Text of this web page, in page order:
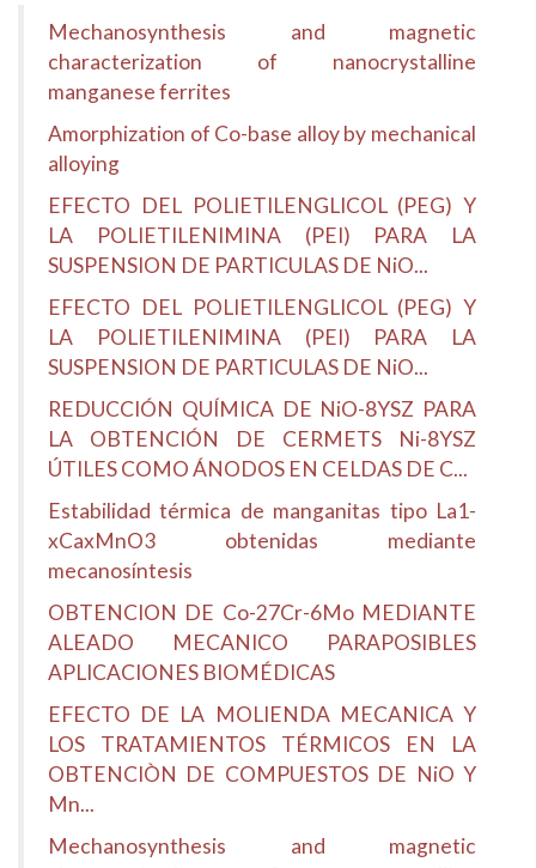
Mechanosynthesis and magnetic
characterization of nanocrystalline
manganese ferrites
Amorphization of Co-base alloy by mechanical
alloying
EFECTO DEL POLIETILENGLICOL (PEG) Y
LA POLIETILENIMINA (PEI) PARA LA
SUSPENSION DE PARTICULAS DE NiO...
EFECTO DEL POLIETILENGLICOL (PEG) Y
LA POLIETILENIMINA (PEI) PARA LA
SUSPENSION DE PARTICULAS DE NiO...
REDUCCIÓN QUÍMICA DE NiO-8YSZ PARA
LA OBTENCIÓN DE CERMETS Ni-8YSZ
ÚTILES COMO ÁNODOS EN CELDAS DE C...
Estabilidad térmica de manganitas tipo La1-
xCaxMnO3 obtenidas mediante
mecanosíntesis
OBTENCION DE Co-27Cr-6Mo MEDIANTE
ALEADO MECANICO PARAPOSIBLES
APLICACIONES BIOMÉDICAS
EFECTO DE LA MOLIENDA MECANICA Y
LOS TRATAMIENTOS TÉRMICOS EN LA
OBTENCIÒN DE COMPUESTOS DE NiO Y
Mn...
Mechanosynthesis and magnetic